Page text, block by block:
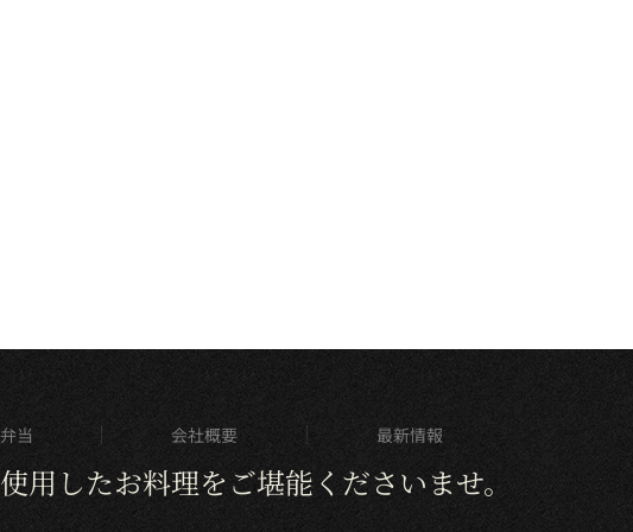
当 会社概要 最新情報
用したお料理をご堪能くださいませ。